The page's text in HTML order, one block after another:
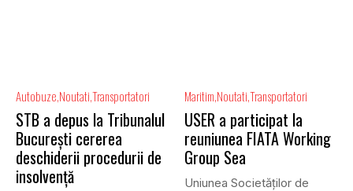
Autobuze NoutatiTransportatori
STB a depus la Tribunalul
București cererea
deschiderii procedurii de
insolvență
Maritim NoutatiTransportatori
USER a participat la
reuniunea FIATA Working
Group Sea
Uniunea Societăților de